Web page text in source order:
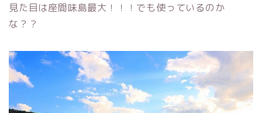
見た目は座間味島最大！！！でも使っているのか
な？？